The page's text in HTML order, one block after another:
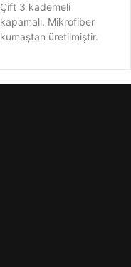
Çift 3 kademeli
kapamalı. Mikrofiber
kumaştan üretilmiştir.